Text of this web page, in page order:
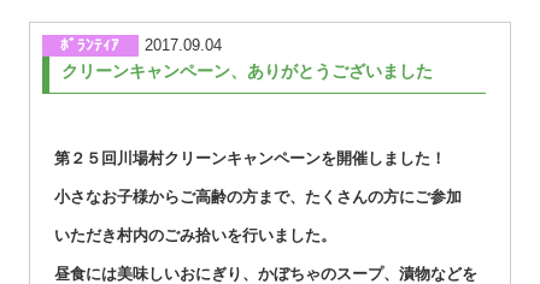
ﾎﾞﾗﾝﾃｨｱ 2017.09.04
クリーンキャンペーン、ありがとうございました
第２５回川場村クリーンキャンペーンを開催しました！
小さなお子様からご高齢の方まで、たくさんの方にご参加
いただき村内のごみ拾いを行いました。
昼食には美味しいおにぎり、かぼちゃのスープ、漬物などを